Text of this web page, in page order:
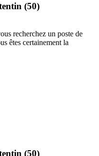
(50)
recherchez un poste de
êtes certainement la
(50)